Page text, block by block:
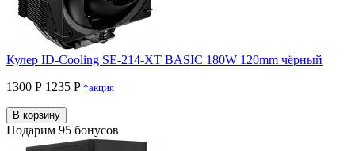
Кулер ID-Cooling SE-214-XT BASIC 180W 120mm чёрный
1300 Р 1235 P *акция
В корзину
Подарим 95 бонусов